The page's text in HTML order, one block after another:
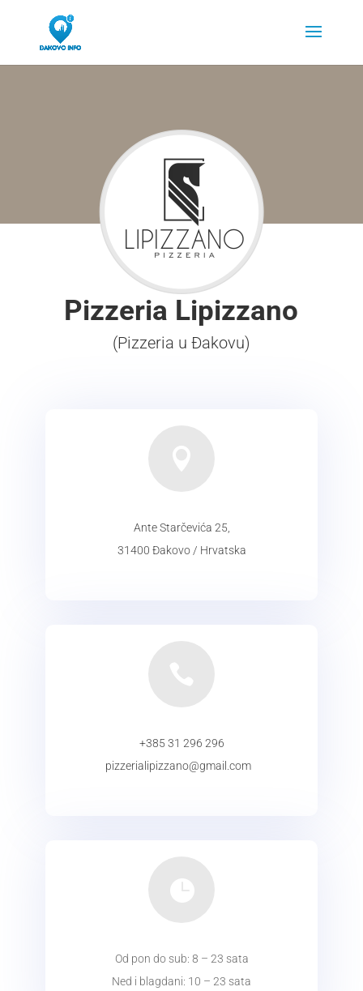
Pizzeria Lipizzano
(Pizzeria u Đakovu)
Ante Starčevića 25,
31400 Đakovo / Hrvatska
+385 31 296 296
pizzerialipizzano@gmail.com
Od pon do sub: 8 – 23 sata
Ned i blagdani: 10 – 23 sata